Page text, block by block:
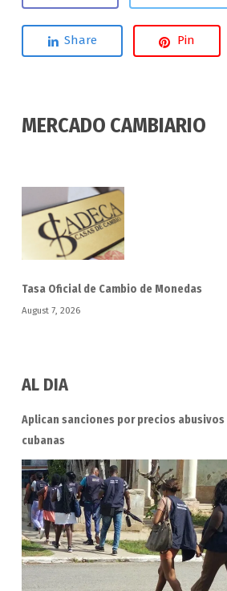
Share Pin
MERCADO CAMBIARIO
Tasa Oficial de Cambio de Monedas
August 7, 2026
AL DIA
Aplican sanciones por precios
cubanas